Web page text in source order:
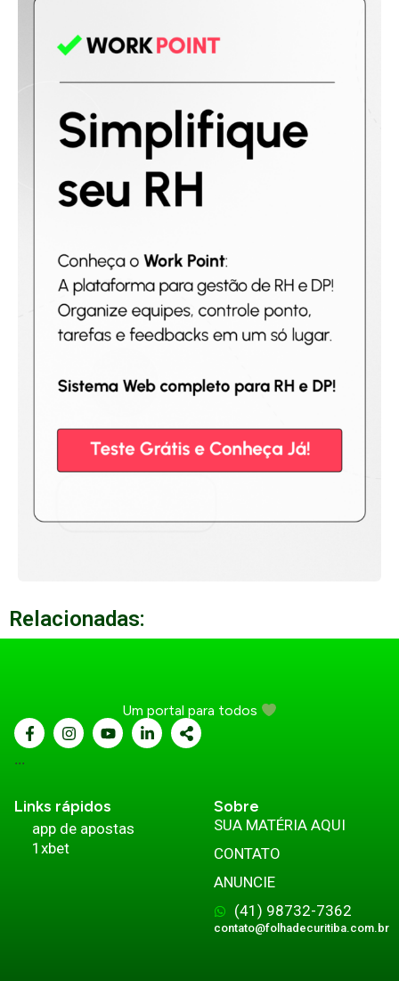
Relacionadas:
Um portal para todos
...
Links rápidos
app de apostas
1xbet
Sobre
SUA MATÉRIA AQUI
CONTATO
ANUNCIE
(41) 98732-7362
contato@folhadecuritiba.com.br